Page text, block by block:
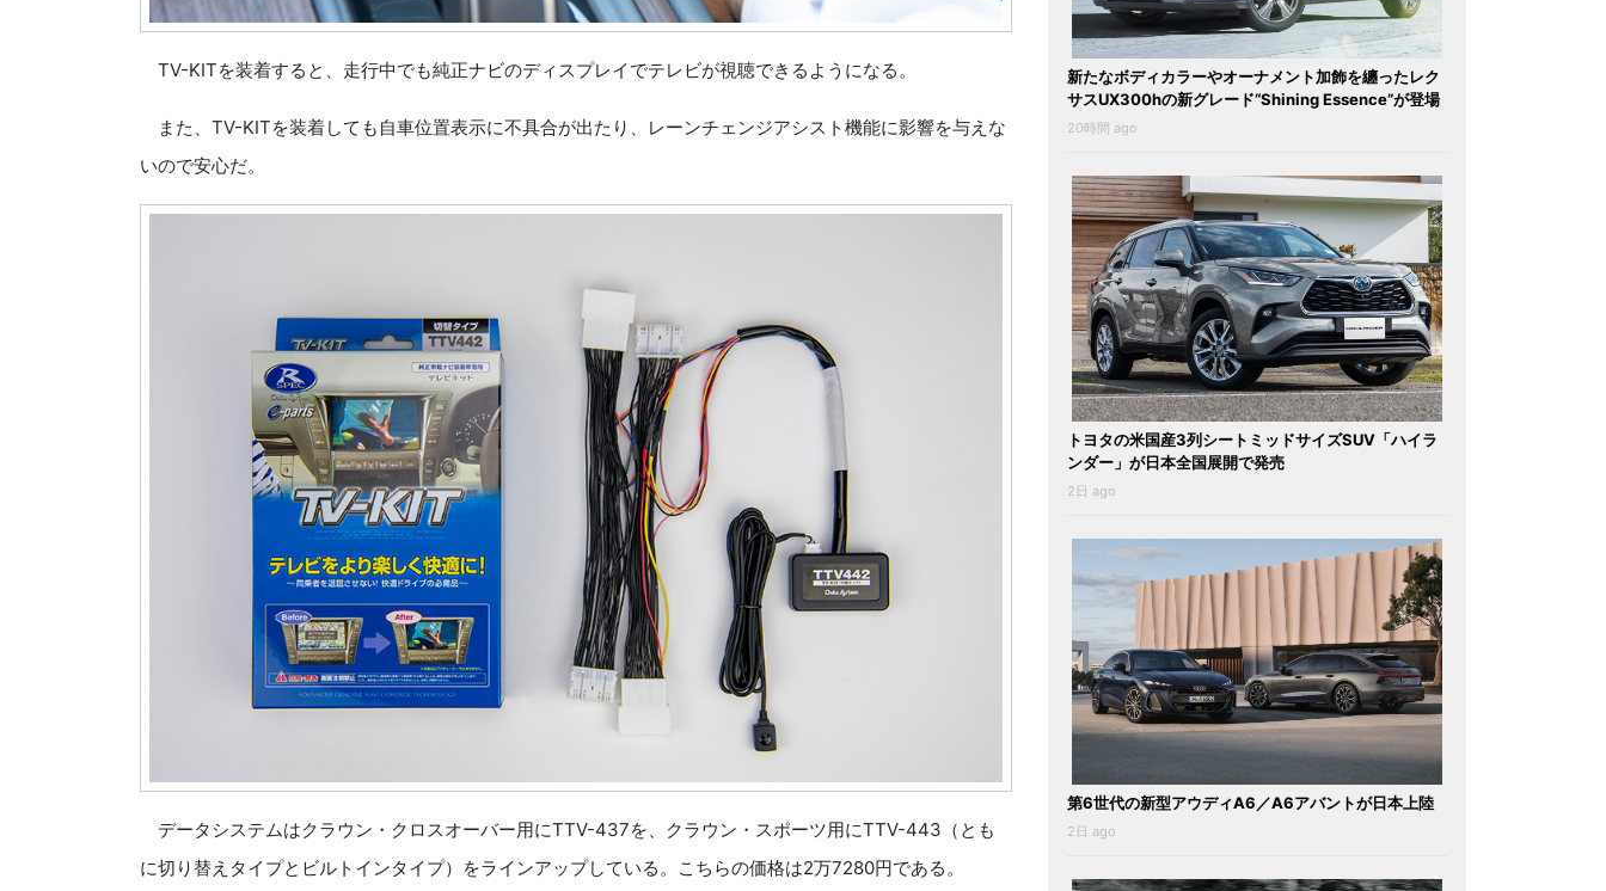
TV-KITを装着すると、走行中でも純正ナビのディスプレイでテレビが視聴できるようになる。
また、TV-KITを装着しても自車位置表示に不具合が出たり、レーンチェンジアシスト機能に影響を与えな
いので安心だ。
データシステムはクラウン・クロスオーバー用にTTV-437を、クラウン・スポーツ用にTTV-443（とも
に切り替えタイプとビルトインタイプ）をラインアップしている。こちらの価格は2万7280円である。
新たなボディカラーやオーナメント加飾を纏ったレク
サスUX300hの新グレード“Shining Essence”が登場
20時間 ago
トヨタの米国産3列シートミッドサイズSUV「ハイラ
ンダー」が日本全国展開で発売
2日 ago
第6世代の新型アウディA6／A6アバントが日本上陸
2日 ago